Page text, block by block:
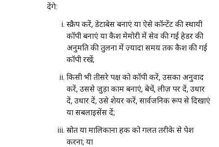
देंगे:
स्क्रैप करें, डेटाबेस बनाएं या ऐसे कॉन्टेंट की स्थायी
कॉपी बनाएं या कैश मेमोरी में सेव की गई हेडर की
अनुमति की तुलना में ज़्यादा समय तक कैश की गई
कॉपी रखें;
किसी भी तीसरे पक्ष को कॉपी करें, उसका अनुवाद
करें, उससे जुड़ा काम बनाएं, बेचें, लीज़ पर दें, उधार
दें, उधार दें, उसे शेयर करें, सार्वजनिक रूप से दिखाएं
या सबलाइसेंस दें;
स्रोत या मालिकाना हक को गलत तरीके से पेश
करना; या